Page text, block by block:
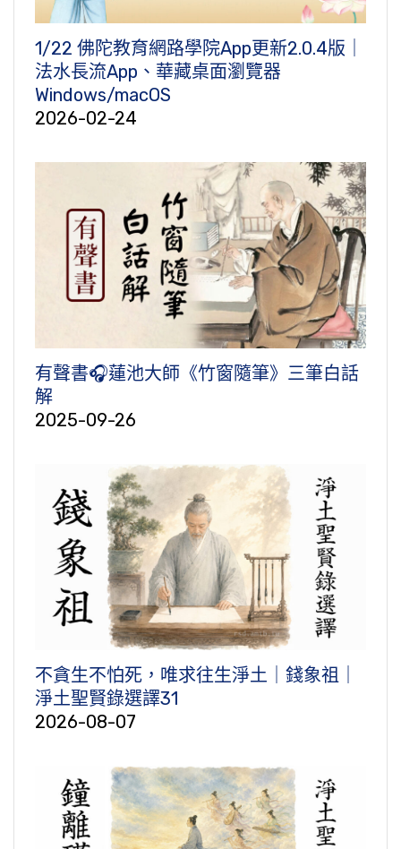
1/22 佛陀教育網路學院App更新2.0.4版｜
法水長流App、華藏桌面瀏覽器
Windows/macOS
2026-02-24
有聲書🎧蓮池大師《竹窗隨筆》三筆白話
解
2025-09-26
不貪生不怕死，唯求往生淨土｜錢象祖｜
淨土聖賢錄選譯31
2026-08-07